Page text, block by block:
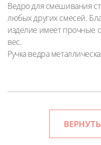
Ведро для смешивания
любых других смесей.
изделие имеет прочные
вес.
Ручка ведра